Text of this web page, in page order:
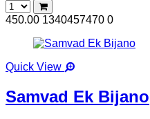
450.00 1340457470 0
Quick View
Samvad Ek Bijano